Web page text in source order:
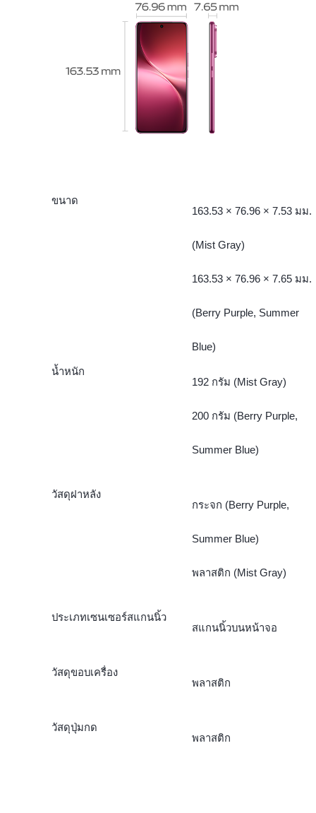
ขนาด
163.53 × 76.96 × 7.53 มม.
(Mist Gray)
163.53 × 76.96 × 7.65 มม.
(Berry Purple, Summer
Blue)
น้ำหนัก
192 กรัม (Mist Gray)
200 กรัม (Berry Purple,
Summer Blue)
วัสดุฝาหลัง
กระจก (Berry Purple,
Summer Blue)
พลาสติก (Mist Gray)
ประเภทเซนเซอร์สแกนนิ้ว
สแกนนิ้วบนหน้าจอ
วัสดุขอบเครื่อง
พลาสติก
วัสดุปุ่มกด
พลาสติก